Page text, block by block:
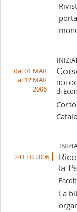
dal 01 MAR
al 12 MAR
2006
di
24 FEB 2006
la
La